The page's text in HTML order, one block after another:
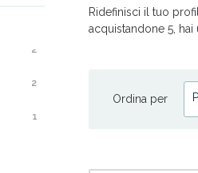
2
2
1
Ridefinisci il tuo
acquistandone 5,
Ordina per